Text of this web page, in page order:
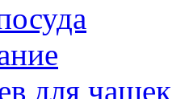
для чашек